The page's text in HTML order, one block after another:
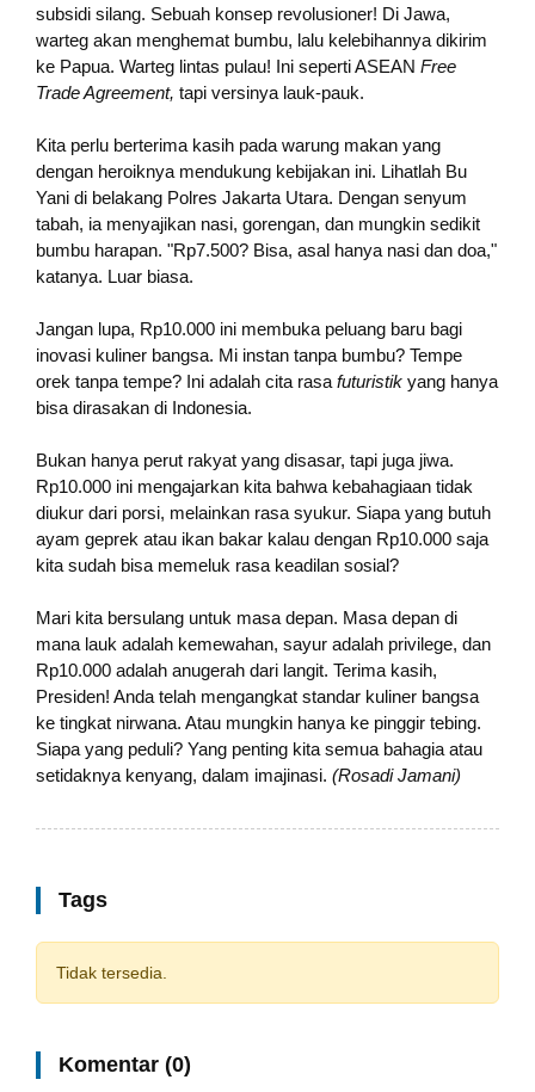
subsidi silang. Sebuah konsep revolusioner! Di Jawa,
warteg akan menghemat bumbu, lalu kelebihannya dikirim
ke Papua. Warteg lintas pulau! Ini seperti ASEAN Free
Trade Agreement, tapi versinya lauk-pauk.
Kita perlu berterima kasih pada warung makan yang
dengan heroiknya mendukung kebijakan ini. Lihatlah Bu
Yani di belakang Polres Jakarta Utara. Dengan senyum
tabah, ia menyajikan nasi, gorengan, dan mungkin sedikit
bumbu harapan. "Rp7.500? Bisa, asal hanya nasi dan doa,"
katanya. Luar biasa.
Jangan lupa, Rp10.000 ini membuka peluang baru bagi
inovasi kuliner bangsa. Mi instan tanpa bumbu? Tempe
orek tanpa tempe? Ini adalah cita rasafuturistik yang hanya
bisa dirasakan di Indonesia.
Bukan hanya perut rakyat yang disasar, tapi juga jiwa.
Rp10.000 ini mengajarkan kita bahwa kebahagiaan tidak
diukur dari porsi, melainkan rasa syukur. Siapa yang butuh
ayam geprek atau ikan bakar kalau dengan Rp10.000 saja
kita sudah bisa memeluk rasa keadilan sosial?
Mari kita bersulang untuk masa depan. Masa depan di
mana lauk adalah kemewahan, sayur adalah privilege, dan
Rp10.000 adalah anugerah dari langit. Terima kasih,
Presiden! Anda telah mengangkat standar kuliner bangsa
ke tingkat nirwana. Atau mungkin hanya ke pinggir tebing.
Siapa yang peduli? Yang penting kita semua bahagia atau
setidaknya kenyang, dalam imajinasi. (Rosadi Jamani)
Tags
Tidak tersedia.
Komentar (0)